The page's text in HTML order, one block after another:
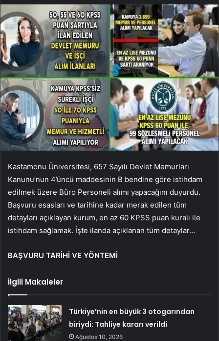
Kastamonu Üniversitesi, 657 Sayılı Devlet Memurları
Kanunu’nun 4’üncü maddesinin B bendine göre istihdam
edilmek üzere Büro Personeli alımı yapacağını duyurdu.
Başvuru esasları ve tarihine kadar merak edilen tüm
detayları açıklayan kurum, en az 60 KPSS puan kuralı ile
istihdam sağlamak. İşte ilanda açıklanan tüm detaylar…
BAŞVURU TARİHİ VE YÖNTEMİ
İlgili Makaleler
Türkiye’nin en büyük 3 otogarından
biriydi: Tahliye kararı verildi
Ağustos 10, 2026